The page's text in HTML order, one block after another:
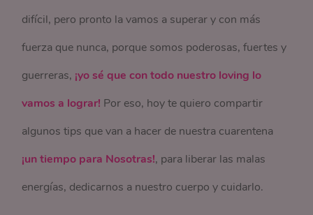
difícil, pero pronto la vamos a superar y con más
fuerza que nunca, porque somos poderosas, fuertes y
guerreras, ¡yo sé que con todo nuestro loving lo
vamos a lograr! Por eso, hoy te quiero compartir
algunos tips que van a hacer de nuestra cuarentena
¡un tiempo para Nosotras!, para liberar las malas
energías, dedicarnos a nuestro cuerpo y cuidarlo.